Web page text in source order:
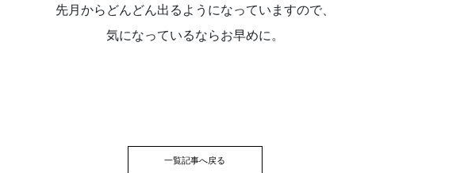
先月からどんどん出るようになっていますので、
気になっているならお早めに。
一覧記事へ戻る